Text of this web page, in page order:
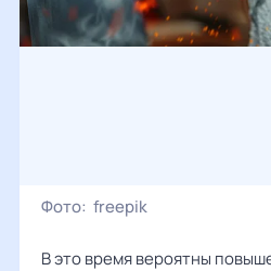
Фото: freepik
В это время вероятны